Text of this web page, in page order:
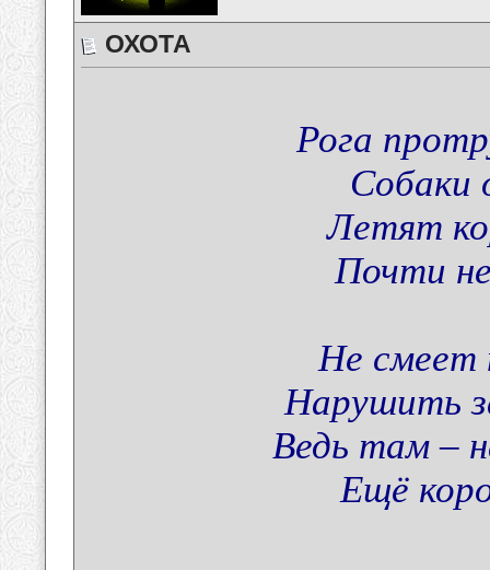
ОХОТА
Рога
Собаки
Летят
Почти не
Не смеет
Нарушить
Ведь там –
Ещё